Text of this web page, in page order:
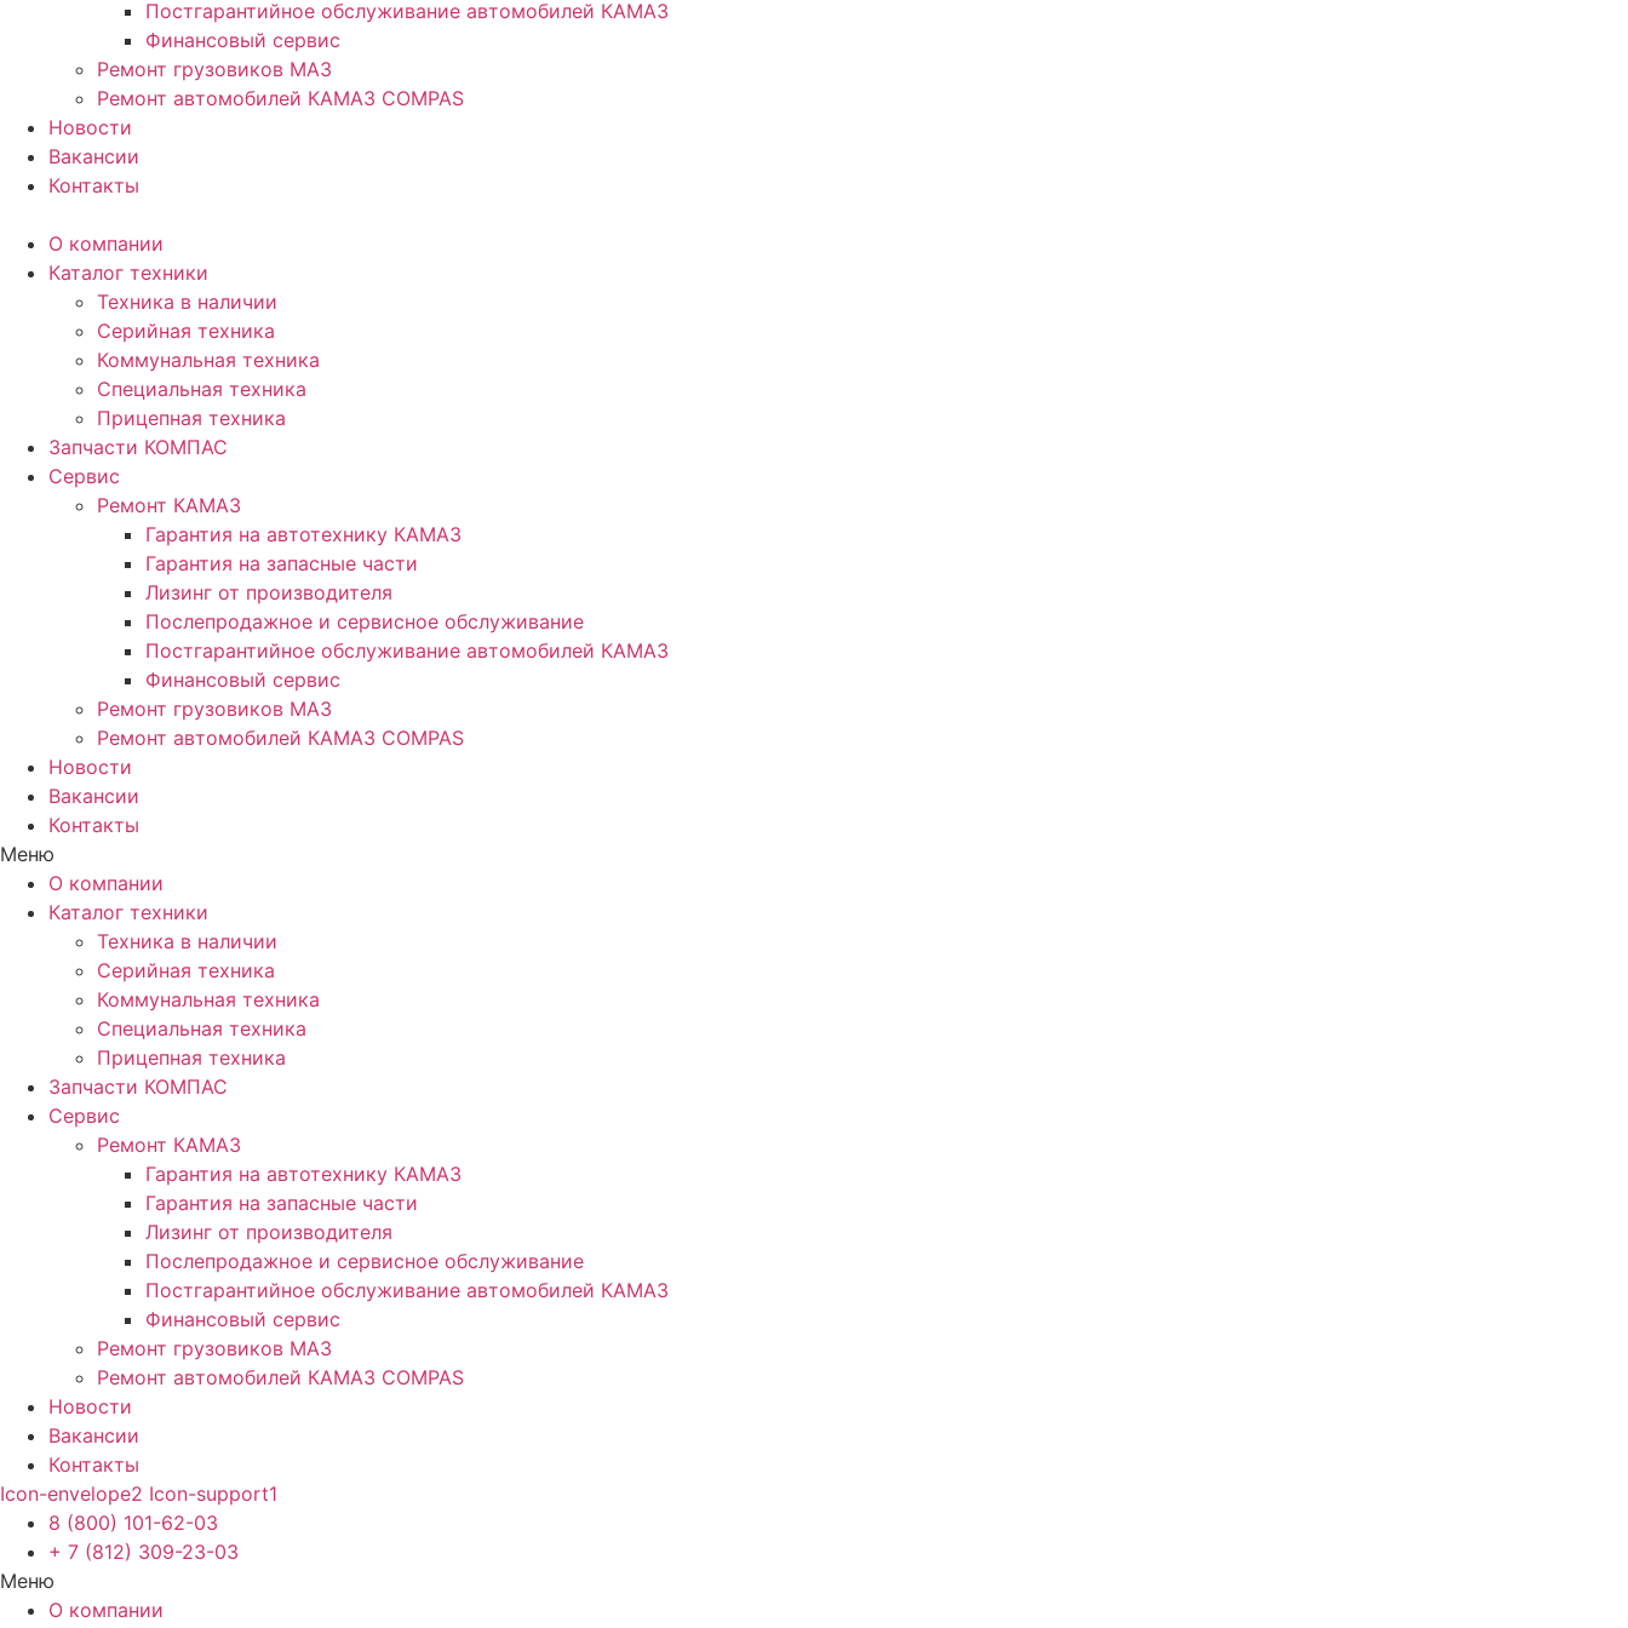
Постгарантийное обслуживание автомобилей КАМАЗ
Финансовый сервис
Ремонт грузовиков МАЗ
Ремонт автомобилей КАМАЗ COMPAS
Новости
Вакансии
Контакты
О компании
Каталог техники
Техника в наличии
Серийная техника
Коммунальная техника
Специальная техника
Прицепная техника
Запчасти КОМПАС
Сервис
Ремонт КАМАЗ
Гарантия на автотехнику КАМАЗ
Гарантия на запасные части
Лизинг от производителя
Послепродажное и сервисное обслуживание
Постгарантийное обслуживание автомобилей КАМАЗ
Финансовый сервис
Ремонт грузовиков МАЗ
Ремонт автомобилей КАМАЗ COMPAS
Новости
Вакансии
Контакты
Меню
О компании
Каталог техники
Техника в наличии
Серийная техника
Коммунальная техника
Специальная техника
Прицепная техника
Запчасти КОМПАС
Сервис
Ремонт КАМАЗ
Гарантия на автотехнику КАМАЗ
Гарантия на запасные части
Лизинг от производителя
Послепродажное и сервисное обслуживание
Постгарантийное обслуживание автомобилей КАМАЗ
Финансовый сервис
Ремонт грузовиков МАЗ
Ремонт автомобилей КАМАЗ COMPAS
Новости
Вакансии
Контакты
Icon-envelope2 Icon-support1
8 (800) 101-62-03
+ 7 (812) 309-23-03
Меню
О компании